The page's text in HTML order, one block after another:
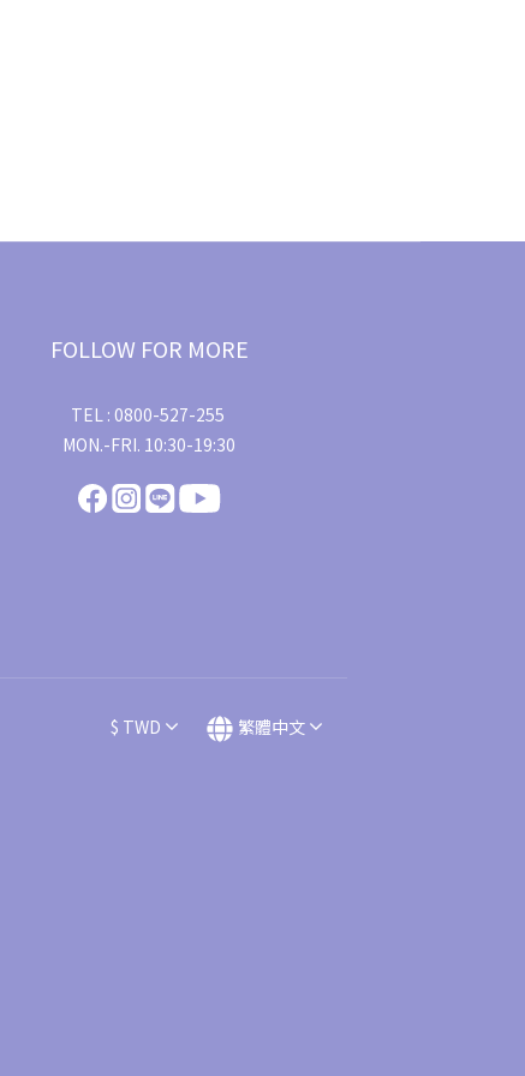
FOLLOW FOR MORE
TEL : 0800-527-255
MON.-FRI. 10:30-19:30
$ TWD 繁體中文